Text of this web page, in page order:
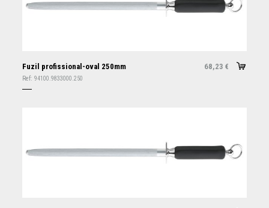
Fuzil profissional-oval 250mm 68,23 €
Ref: 94100.9833000.250